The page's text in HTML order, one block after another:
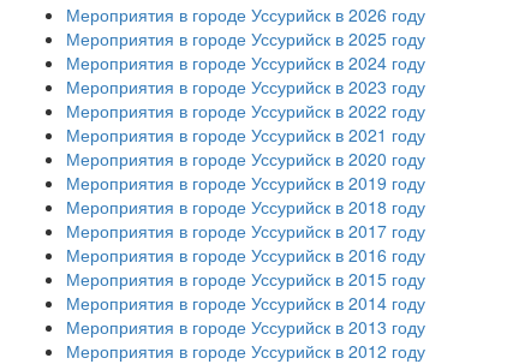
Мероприятия в городе Уссурийск в 2026 году
Мероприятия в городе Уссурийск в 2025 году
Мероприятия в городе Уссурийск в 2024 году
Мероприятия в городе Уссурийск в 2023 году
Мероприятия в городе Уссурийск в 2022 году
Мероприятия в городе Уссурийск в 2021 году
Мероприятия в городе Уссурийск в 2020 году
Мероприятия в городе Уссурийск в 2019 году
Мероприятия в городе Уссурийск в 2018 году
Мероприятия в городе Уссурийск в 2017 году
Мероприятия в городе Уссурийск в 2016 году
Мероприятия в городе Уссурийск в 2015 году
Мероприятия в городе Уссурийск в 2014 году
Мероприятия в городе Уссурийск в 2013 году
Мероприятия в городе Уссурийск в 2012 году